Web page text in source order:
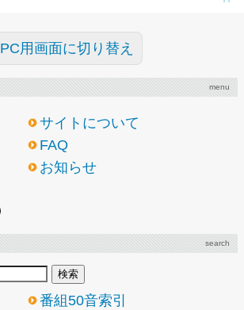
PC用画面に切り替え
menu
サイトについて
FAQ
お知らせ
search
番組50音索引